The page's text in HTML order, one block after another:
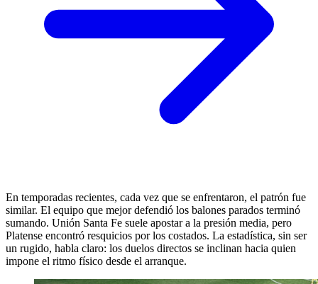
En temporadas recientes, cada vez que se enfrentaron, el patrón fue
similar. El equipo que mejor defendió los balones parados terminó
sumando. Unión Santa Fe suele apostar a la presión media, pero
Platense encontró resquicios por los costados. La estadística, sin ser
un rugido, habla claro: los duelos directos se inclinan hacia quien
impone el ritmo físico desde el arranque.